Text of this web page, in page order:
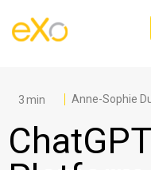
Intranet moderne
Plateforme
Réseau social
Anne-Sophie